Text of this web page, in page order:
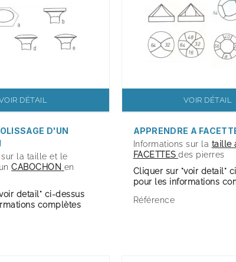
DÉTAIL
D'UN
sur la taille et le
CABOCHON en
detail" ci-dessus
complètes
VOIR DÉTAIL
APPRENDRE A
Informations sur la taille
FACETTESdes pierres
Cliquer sur "voir detail"
pour les informations
Référence